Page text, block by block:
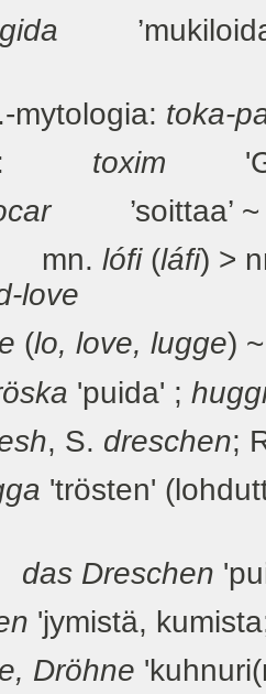
’mukiloida,
toka-
toxim
’soittaa’
lófi (láfi) >
love
(lo, love, lugge)
'puida' ;
, S. dreschen;
'trösten'
das Dreschen
'jymistä,
Dröhne